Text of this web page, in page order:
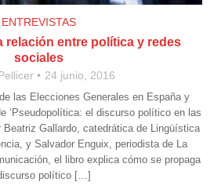
ENTREVISTAS
relación entre política y redes
sociales
24 junio, 2016
las Elecciones Generales en España y
‘Pseudopolítica: el discurso político en las
Beatriz Gallardo, catedrática de Lingüística
y Salvador Enguix, periodista de La
el libro explica cómo se propaga
político […]